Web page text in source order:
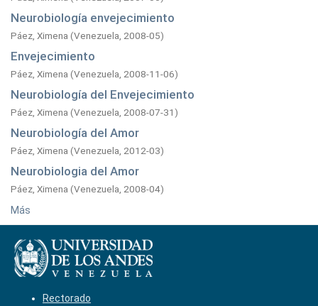
Neurobiología envejecimiento
Páez, Ximena (Venezuela, 2008-05)
Envejecimiento
Páez, Ximena (Venezuela, 2008-11-06)
Neurobiología del Envejecimiento
Páez, Ximena (Venezuela, 2008-07-31)
Neurobiología del Amor
Páez, Ximena (Venezuela, 2012-03)
Neurobiologia del Amor
Páez, Ximena (Venezuela, 2008-04)
Más
Rectorado